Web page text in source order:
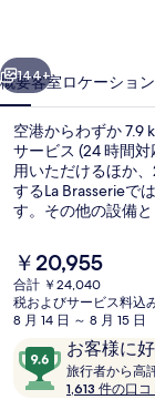
サ
イ
ゴ
ン
の
写
真
ギ
ャ
ラ
次へ
144+
概要客室ロケーション
空港からわずか 7.9
サービス (24 時間
用いただけるほか
するLa Brasserieで
す。その他の設備
者は親切なスタッ
現
在
の
料
は
￥20,955
￥20,955
合計 ￥24,040
税およびサービス料込
8 月 14 日 ～ 8 月 15 日
口
コ
ミ
お客様に
10
段
階
旅行者から高
1,613 件の口